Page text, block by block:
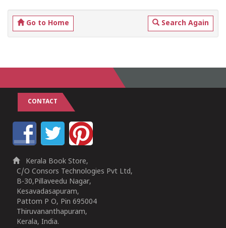
Go to Home Search Again
CONTACT
Kerala Book Store,
C/O Consors Technologies Pvt Ltd,
B-30,Pillaveedu Nagar,
Kesavadasapuram,
Pattom P O, Pin 695004
Thiruvananthapuram,
Kerala, India.